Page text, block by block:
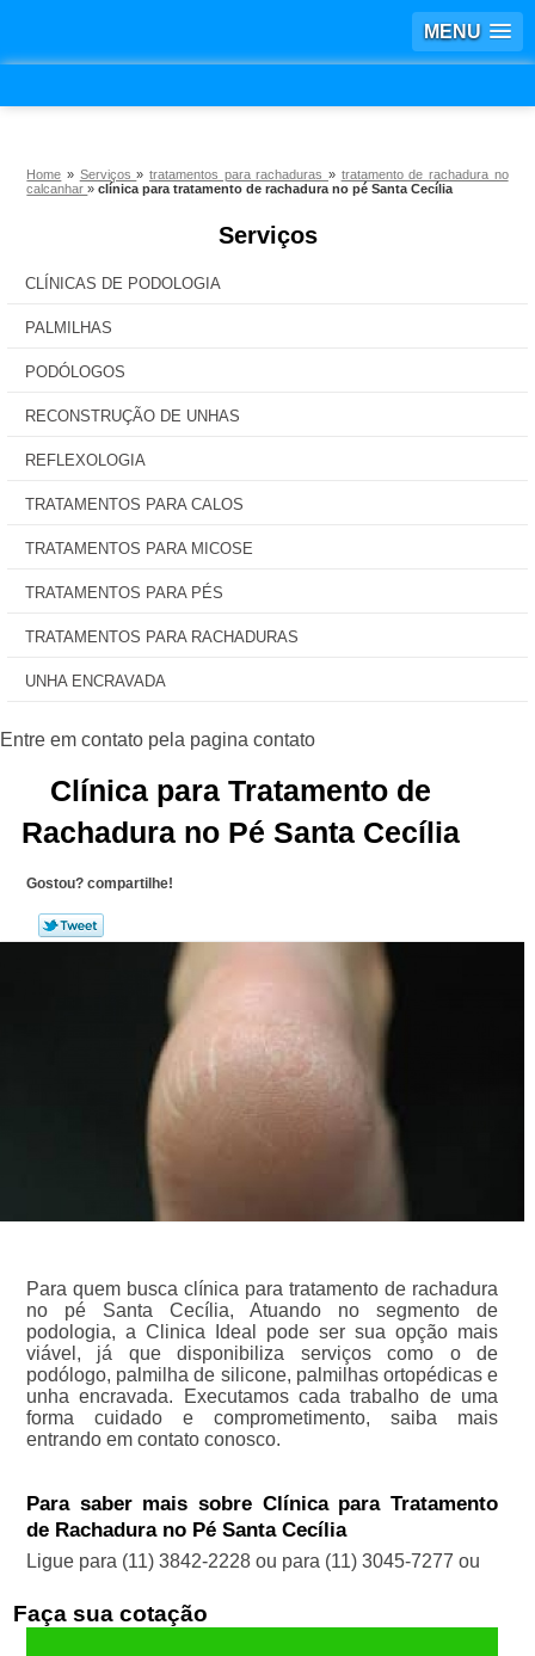
MENU
Home » Serviços»tratamentos para rachaduras » tratamento de rachadura no
calcanhar»clínica para tratamento de rachadura no pé Santa Cecília
Serviços
CLÍNICAS DE PODOLOGIA
PALMILHAS
PODÓLOGOS
RECONSTRUÇÃO DE UNHAS
REFLEXOLOGIA
TRATAMENTOS PARA CALOS
TRATAMENTOS PARA MICOSE
TRATAMENTOS PARA PÉS
TRATAMENTOS PARA RACHADURAS
UNHA ENCRAVADA
Clínica para Tratamento de
Rachadura no Pé Santa Cecília
Gostou? compartilhe!
Para quem busca clínica para tratamento de rachadura
no pé Santa Cecília, Atuando no segmento de
podologia, a Clinica Ideal pode ser sua opção mais
viável, já que disponibiliza serviços como o de
podólogo, palmilha de silicone, palmilhas ortopédicas e
unha encravada. Executamos cada trabalho de uma
forma cuidado e comprometimento, saiba mais
entrando em contato conosco.
Para saber mais sobre Clínica para Tratamento
de Rachadura no Pé Santa Cecília
Ligue para (11) 3842-2228ou para (11) 3045-7277 ou
Faça sua cotação